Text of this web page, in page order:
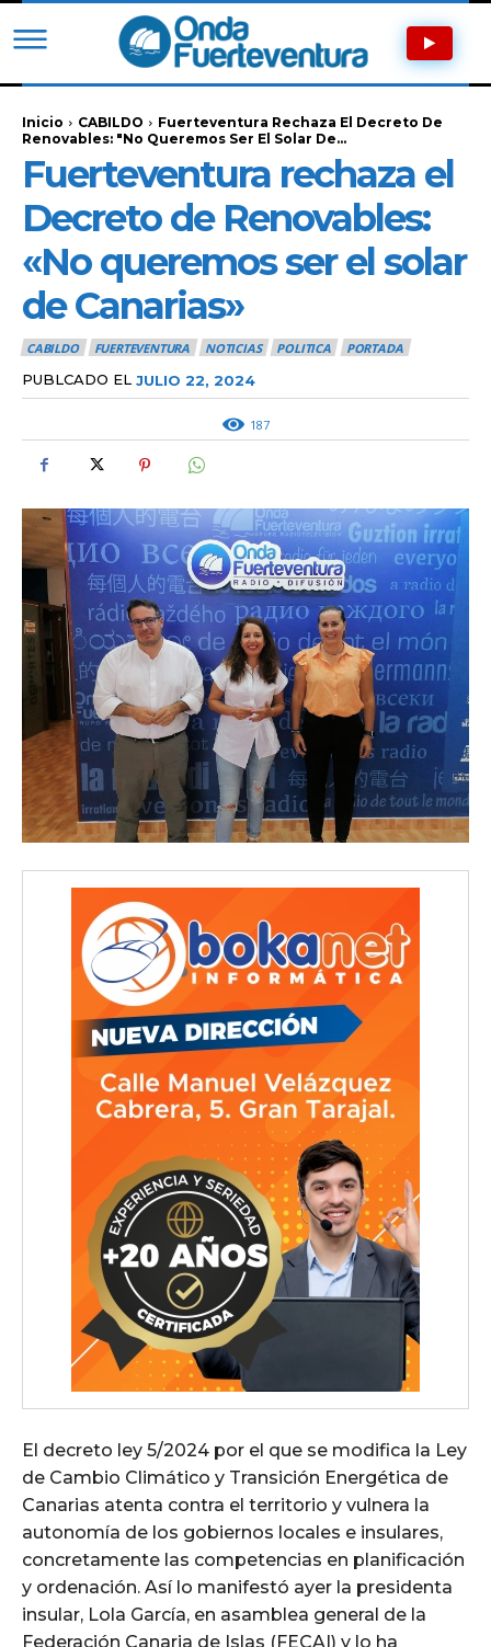
Inicio CABILDO
Fuerteventura Rechaza El Decreto De
Renovables: "No Queremos Ser El Solar De...
Fuerteventura rechaza el
Decreto de Renovables:
«No queremos ser el solar
de Canarias»
CABILDO FUERTEVENTURA NOTICIAS POLITICA PORTADA
PUBLCADO EL JULIO 22, 2024
187
El decreto ley 5/2024 por el que se modifica la Ley
de Cambio Climático y Transición Energética de
Canarias atenta contra el territorio y vulnera la
autonomía de los gobiernos locales e insulares,
concretamente las competencias en planificación
y ordenación. Así lo manifestó ayer la presidenta
insular, Lola García, en asamblea general de la
Federación Canaria de Islas (FECAI) y lo ha